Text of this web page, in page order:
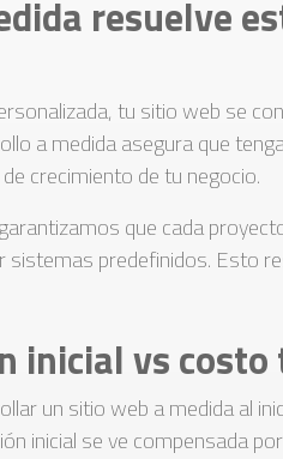
resuelve
tu sitio web se
a medida asegura que
crecimiento de tu negocio.
que cada
predefinidos. Esto
inicial vs
un sitio web a medida al
inicial se ve compensada